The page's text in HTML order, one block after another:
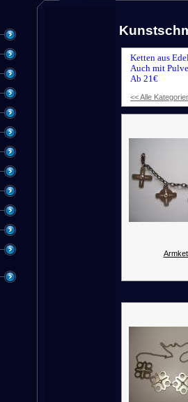
Ketten aus
Auch mit
Ab 21€
<< Alle